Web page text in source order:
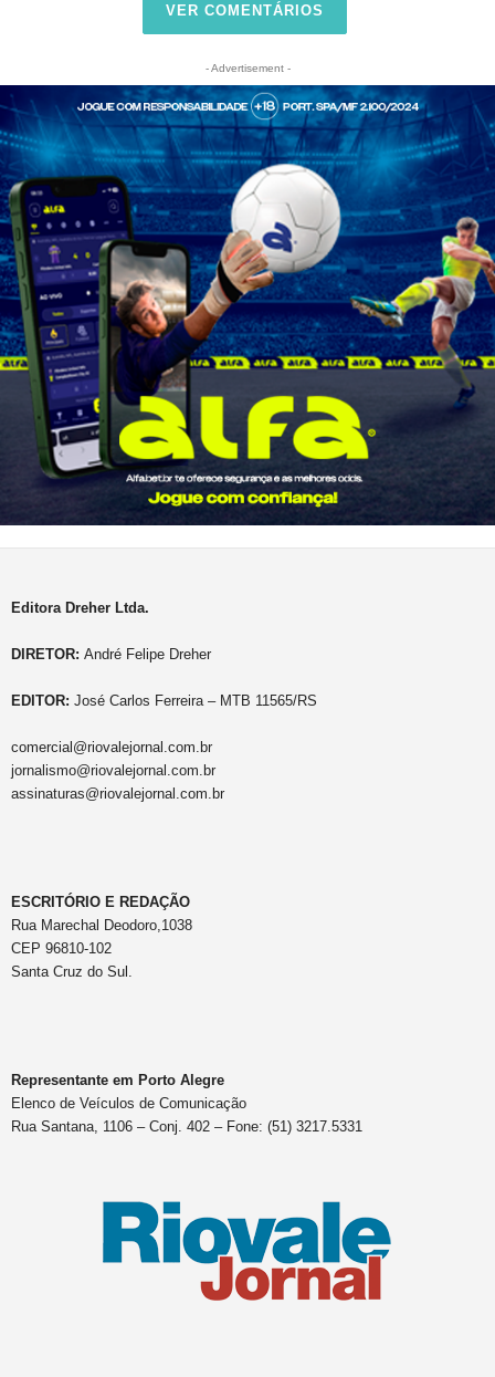
VER COMENTÁRIOS
- Advertisement -
Editora Dreher Ltda.
DIRETOR: André Felipe Dreher
EDITOR: José Carlos Ferreira – MTB 11565/RS
comercial@riovalejornal.com.br
jornalismo@riovalejornal.com.br
assinaturas@riovalejornal.com.br
ESCRITÓRIO E REDAÇÃO
Rua Marechal Deodoro,1038
CEP 96810-102
Santa Cruz do Sul.
Representante em Porto Alegre
Elenco de Veículos de Comunicação
Rua Santana, 1106 – Conj. 402 – Fone: (51) 3217.5331